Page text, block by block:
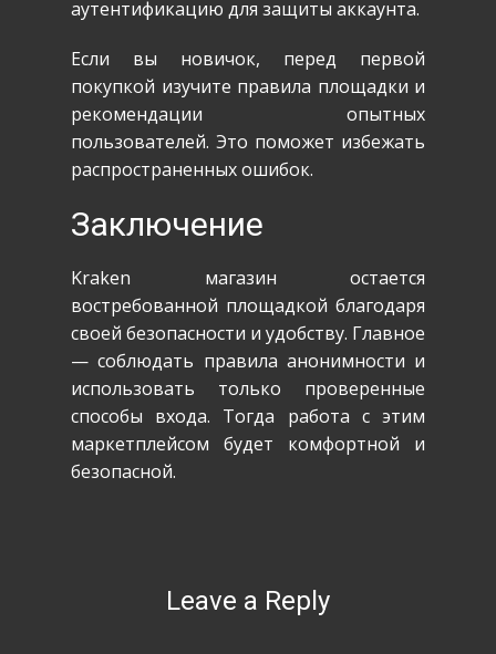
аутентификацию для защиты аккаунта.
Если вы новичок, перед первой
покупкой изучите правила площадки и
рекомендации опытных
пользователей. Это поможет избежать
распространенных ошибок.
Заключение
Kraken магазин остается
востребованной площадкой благодаря
своей безопасности и удобству. Главное
— соблюдать правила анонимности и
использовать только проверенные
способы входа. Тогда работа с этим
маркетплейсом будет комфортной и
безопасной.
Leave a Reply